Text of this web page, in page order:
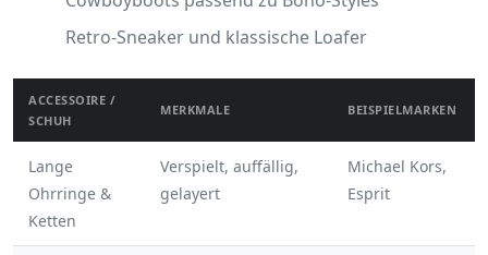
Retro-Sneaker und klassische Loafer
ACCESSOIRE /
SCHUH
MERKMALE BEISPIELMARKEN
Lange
Ohrringe &
Ketten
Verspielt, auffällig,
gelayert
Michael Kors,
Esprit